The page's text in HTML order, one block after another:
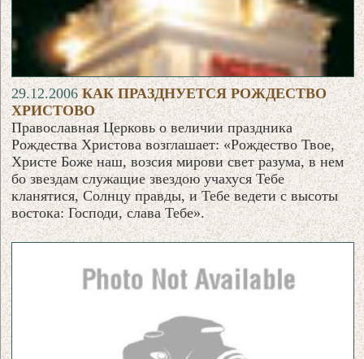
29.12.2006КАК ПРАЗДНУЕТСЯ РОЖДЕСТВО
ХРИСТОВО
Православная Церковь о величии праздника
Рождества Христова возглашает: «Рождество Твое,
Христе Боже наш, возсия мирови свет разума, в нем
бо звездам служащие звездою учахуся Тебе
кланятися, Солнцу правды, и Тебе ведети с высоты
востока: Господи, слава Тебе».